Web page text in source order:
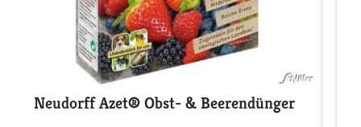
Neudorff Azet® Obst- & Beerendünger